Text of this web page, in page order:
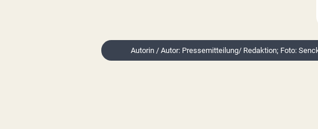
Autorin / Autor: Pressemitteilung/ Redaktion; Foto: